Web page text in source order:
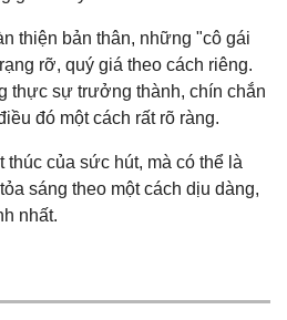
thiện bản thân, những "cô gái
rỡ, quý giá theo cách riêng.
thực sự trưởng thành, chín chắn
đó một cách rất rõ ràng.
thúc của sức hút, mà có thể là
sáng theo một cách dịu dàng,
nhất.